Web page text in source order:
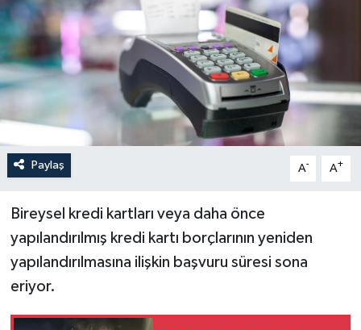
Paylaş A- A+
Bireysel kredi kartları veya daha önce
yapılandırılmış kredi kartı borçlarının yeniden
yapılandırılmasına ilişkin başvuru süresi sona
eriyor.
Spor
Türkiye